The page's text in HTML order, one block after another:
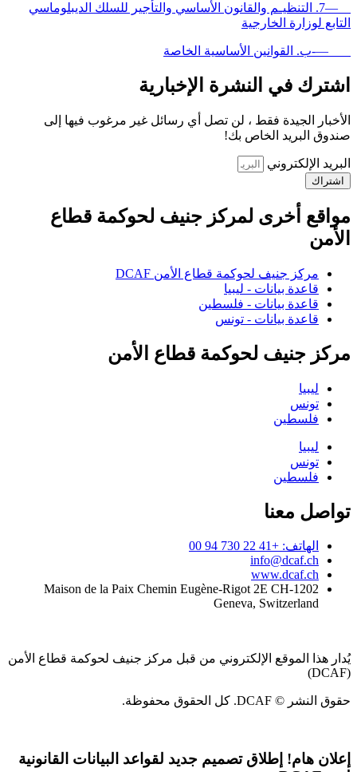
—7. التنظيـم والقانون الأساسي والتأجير للسلك الديبلوماسي
التابع لوزارة الخارجية
—-ب. القوانين الأساسية الخاصة
اشترك في النشرة الإخبارية
الأخبار الجيدة فقط ، لن تصل أي رسائل غير مرغوب فيها إلى
صندوق البريد الخاص بك!
البريد الإلكتروني
اشتراك
مواقع أخرى لمركز جنيف لحوكمة قطاع
الأمن
مركز جنيف لحوكمة قطاع الأمن DCAF
قاعدة بيانات - ليبيا
قاعدة بيانات - فلسطين
قاعدة بيانات - تونس
مركز جنيف لحوكمة قطاع الأمن
ليبيا
تونس
فلسطين
ليبيا
تونس
فلسطين
تواصل معنا
الهاتف: +41 22 730 94 00
info@dcaf.ch
www.dcaf.ch
Maison de la Paix Chemin Eugène-Rigot 2E CH-1202
Geneva, Switzerland
يُدار هذا الموقع الإلكتروني من قبل مركز جنيف لحوكمة قطاع الأمن
(DCAF)
حقوق النشر © DCAF. كل الحقوق محفوظة.
إعلان هام! إطلاق تصميم جديد لقواعد البيانات القانونية